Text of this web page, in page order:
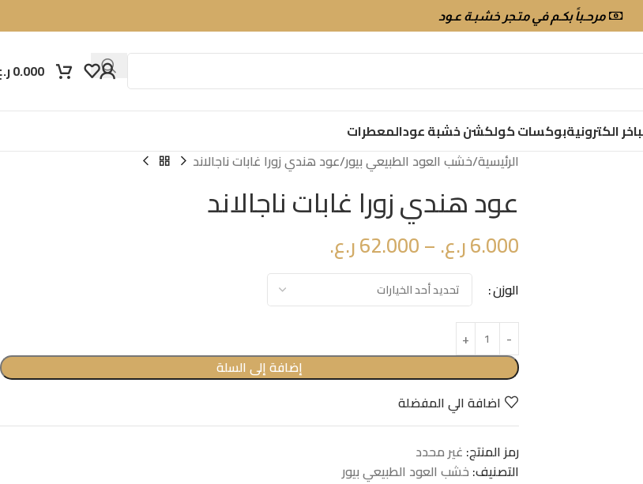
مرحـباً بكـم في متـجر خشبـة عـود
0.000
الكترونيةبوكسات كولكشن خشبة عودالمعطرات
الرئيسية خشب العود الطبيعي بيور عود هندي زورا غابات ناجالاند
عود هندي زورا غابات ناجالاند
6.000ر.ع.–
62.000ر.ع.
الوزن
إضافة إلى السلة
اضافة الي المفضلة
رمز المنتج: غير محدد
التصنيف: خشب العود الطبيعي بيور